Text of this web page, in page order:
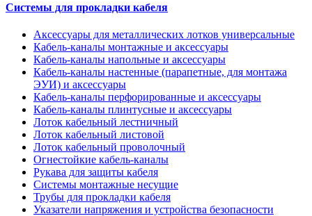
Системы для прокладки кабеля
Аксессуары для металлических лотков универсальные
Кабель-каналы монтажные и аксессуары
Кабель-каналы напольные и аксессуары
Кабель-каналы настенные (парапетные, для монтажа
ЭУИ) и аксессуары
Кабель-каналы перфорированные и аксессуары
Кабель-каналы плинтусные и аксессуары
Лоток кабельный лестничный
Лоток кабельный листовой
Лоток кабельный проволочный
Огнестойкие кабель-каналы
Рукава для защиты кабеля
Системы монтажные несущие
Трубы для прокладки кабеля
Указатели напряжения и устройства безопасности